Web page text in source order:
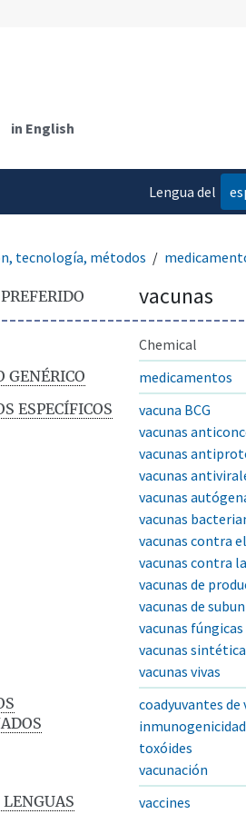
in English
Lengua del
tecnología, métodos
vacunas
Chemical
GENÉRICO
medicamentos
ESPECÍFICOS
vacuna BCG
vacunas
vacunas
vacunas
vacunas
vacunas
vacunas contra
vacunas contra
vacunas de
vacunas de
vacunas fúngicas
vacunas
vacunas vivas
coadyuvantes de
inmunogenicidad
toxóides
vacunación
vaccines